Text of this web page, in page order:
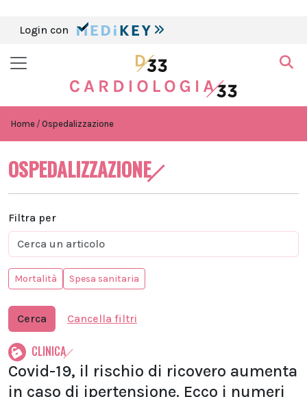
Login con
Home Ospedalizzazione
OSPEDALIZZAZIONE
Filtra per
Mortalità Spesa sanitaria
Cerca Cancella filtri
CLINICA
Covid-19, il rischio di ricovero aumenta
in caso di ipertensione. Ecco i numeri